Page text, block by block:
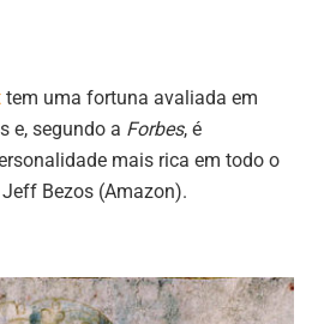
tem uma fortuna avaliada em
e, segundo a Forbes, é
mais rica em todo o
Bezos (Amazon).